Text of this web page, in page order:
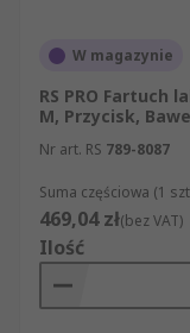
W magazynie
RS PRO Fartuch
M, Przycisk,
Nr art. RS 789-8087
Suma częściowa (1
469,04 zł(bez VAT)
Ilość